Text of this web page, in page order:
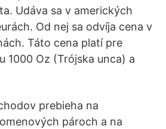
Udáva sa v amerických
Od nej sa odvíja cena v
Táto cena platí pre
1000 Oz (Trójska unca) a
prebieha na
pároch a na